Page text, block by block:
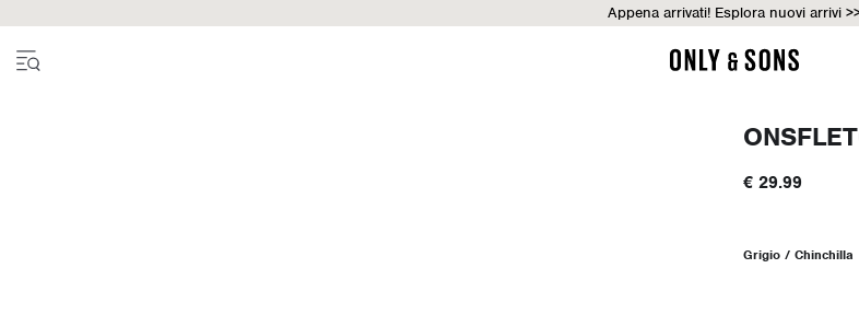
Appena arrivati! Esplora nuovi arrivi
€ 29.99
Grigio / Chinchilla